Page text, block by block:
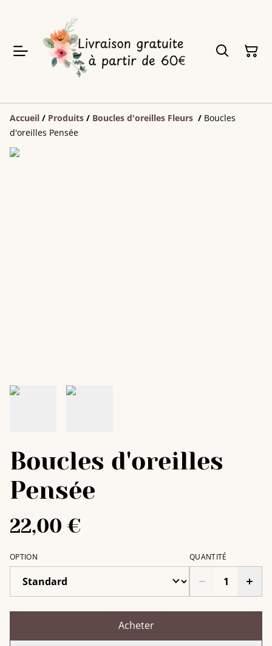
Accueil / Produits / Boucles d'oreilles Fleurs / Boucles
d'oreilles Pensée
Boucles d'oreilles
Pensée
22,00 €
OPTION QUANTITÉ
Acheter